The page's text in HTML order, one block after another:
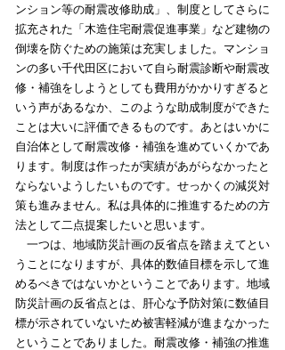
ンション等の耐震改修助成」、制度としてさらに
拡充された「木造住宅耐震促進事業」など建物の
倒壊を防ぐための施策は充実しました。マンショ
ンの多い千代田区において自ら耐震診断や耐震改
修・補強をしようとしても費用がかかりすぎると
いう声があるなか、このような助成制度ができた
ことは大いに評価できるものです。あとはいかに
自治体として耐震改修・補強を進めていくかであ
ります。制度は作ったが実績があがらなかったと
ならないようしたいものです。せっかくの減災対
策も進みません。私は具体的に推進するための方
法として二点提案したいと思います。
一つは、地域防災計画の反省点を踏まえてとい
うことになりますが、具体的数値目標を示して進
めるべきではないかということであります。地域
防災計画の反省点とは、肝心な予防対策に数値目
標が示されていないため被害軽減が進まなかった
ということでありました。耐震改修・補強の推進